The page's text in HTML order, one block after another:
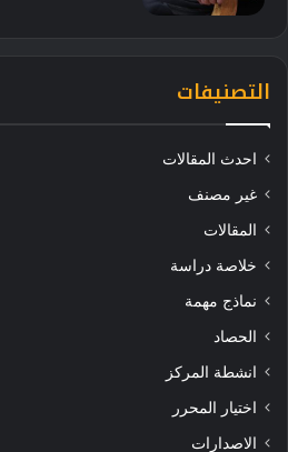
التصنيفات
احدث المقالات
غير مصنف
المقالات
خلاصة دراسة
نماذج مهمة
الحصاد
انشطة المركز
اختيار المحرر
الاصدارات